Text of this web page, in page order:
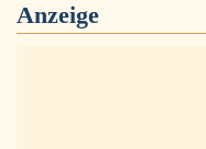
Anzeige